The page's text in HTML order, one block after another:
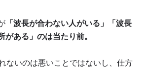
「波長が合わない人がいる」「波長
ある」のは当たり前。
ないのは悪いことではないし、仕方